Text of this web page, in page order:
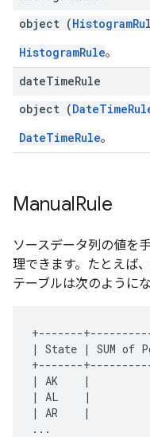
object (
HistogramRule。
dateTimeRule
object (
DateTimeRule。
ManualRule
ソースデータ列の値を
理できます。たとえば
テーブルは次のようにな
+-------
| State | SUM of
+-------
| AK    |
| AL    |
| AR    |
...